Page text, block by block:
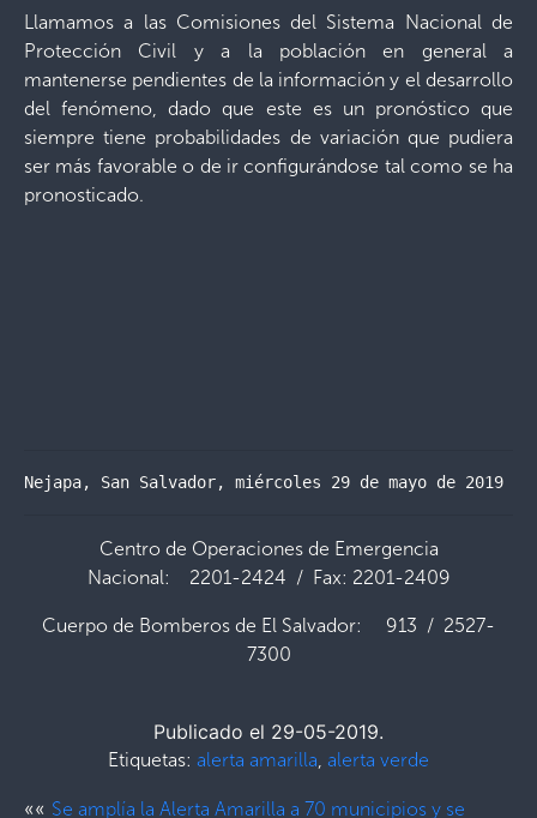
Llamamos a las Comisiones del Sistema Nacional de
Protección Civil y a la población en general a
mantenerse pendientes de la información y el desarrollo
del fenómeno, dado que este es un pronóstico que
siempre tiene probabilidades de variación que pudiera
ser más favorable o de ir configurándose tal como se ha
pronosticado.
Nejapa, San Salvador, miércoles 29 de mayo de 2019 –
Centro de Operaciones de Emergencia
Nacional: 2201-2424 / Fax: 2201-2409
Cuerpo de Bomberos de El Salvador: 913 / 2527-
7300
Publicado el 29-05-2019.
Etiquetas: alerta amarilla, alerta verde
«« Se amplía la Alerta Amarilla a 70 municipios y se